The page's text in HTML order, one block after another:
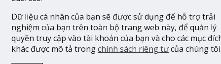
Dữ liệu cá nhân của bạn sẽ được sử dụng để hỗ trợ trải
nghiệm của bạn trên toàn bộ trang web này, để quản lý
quyền truy cập vào tài khoản của bạn và cho các mục
khác được mô tả trongchính sách riêng tưcủa chúng